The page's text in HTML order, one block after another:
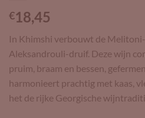
€18,45
In Khimshi verbouwt de
Aleksandrouli-druif. Deze wijn
pruim, braam en bessen,
harmonieert prachtig met kaas,
het de rijke Georgische